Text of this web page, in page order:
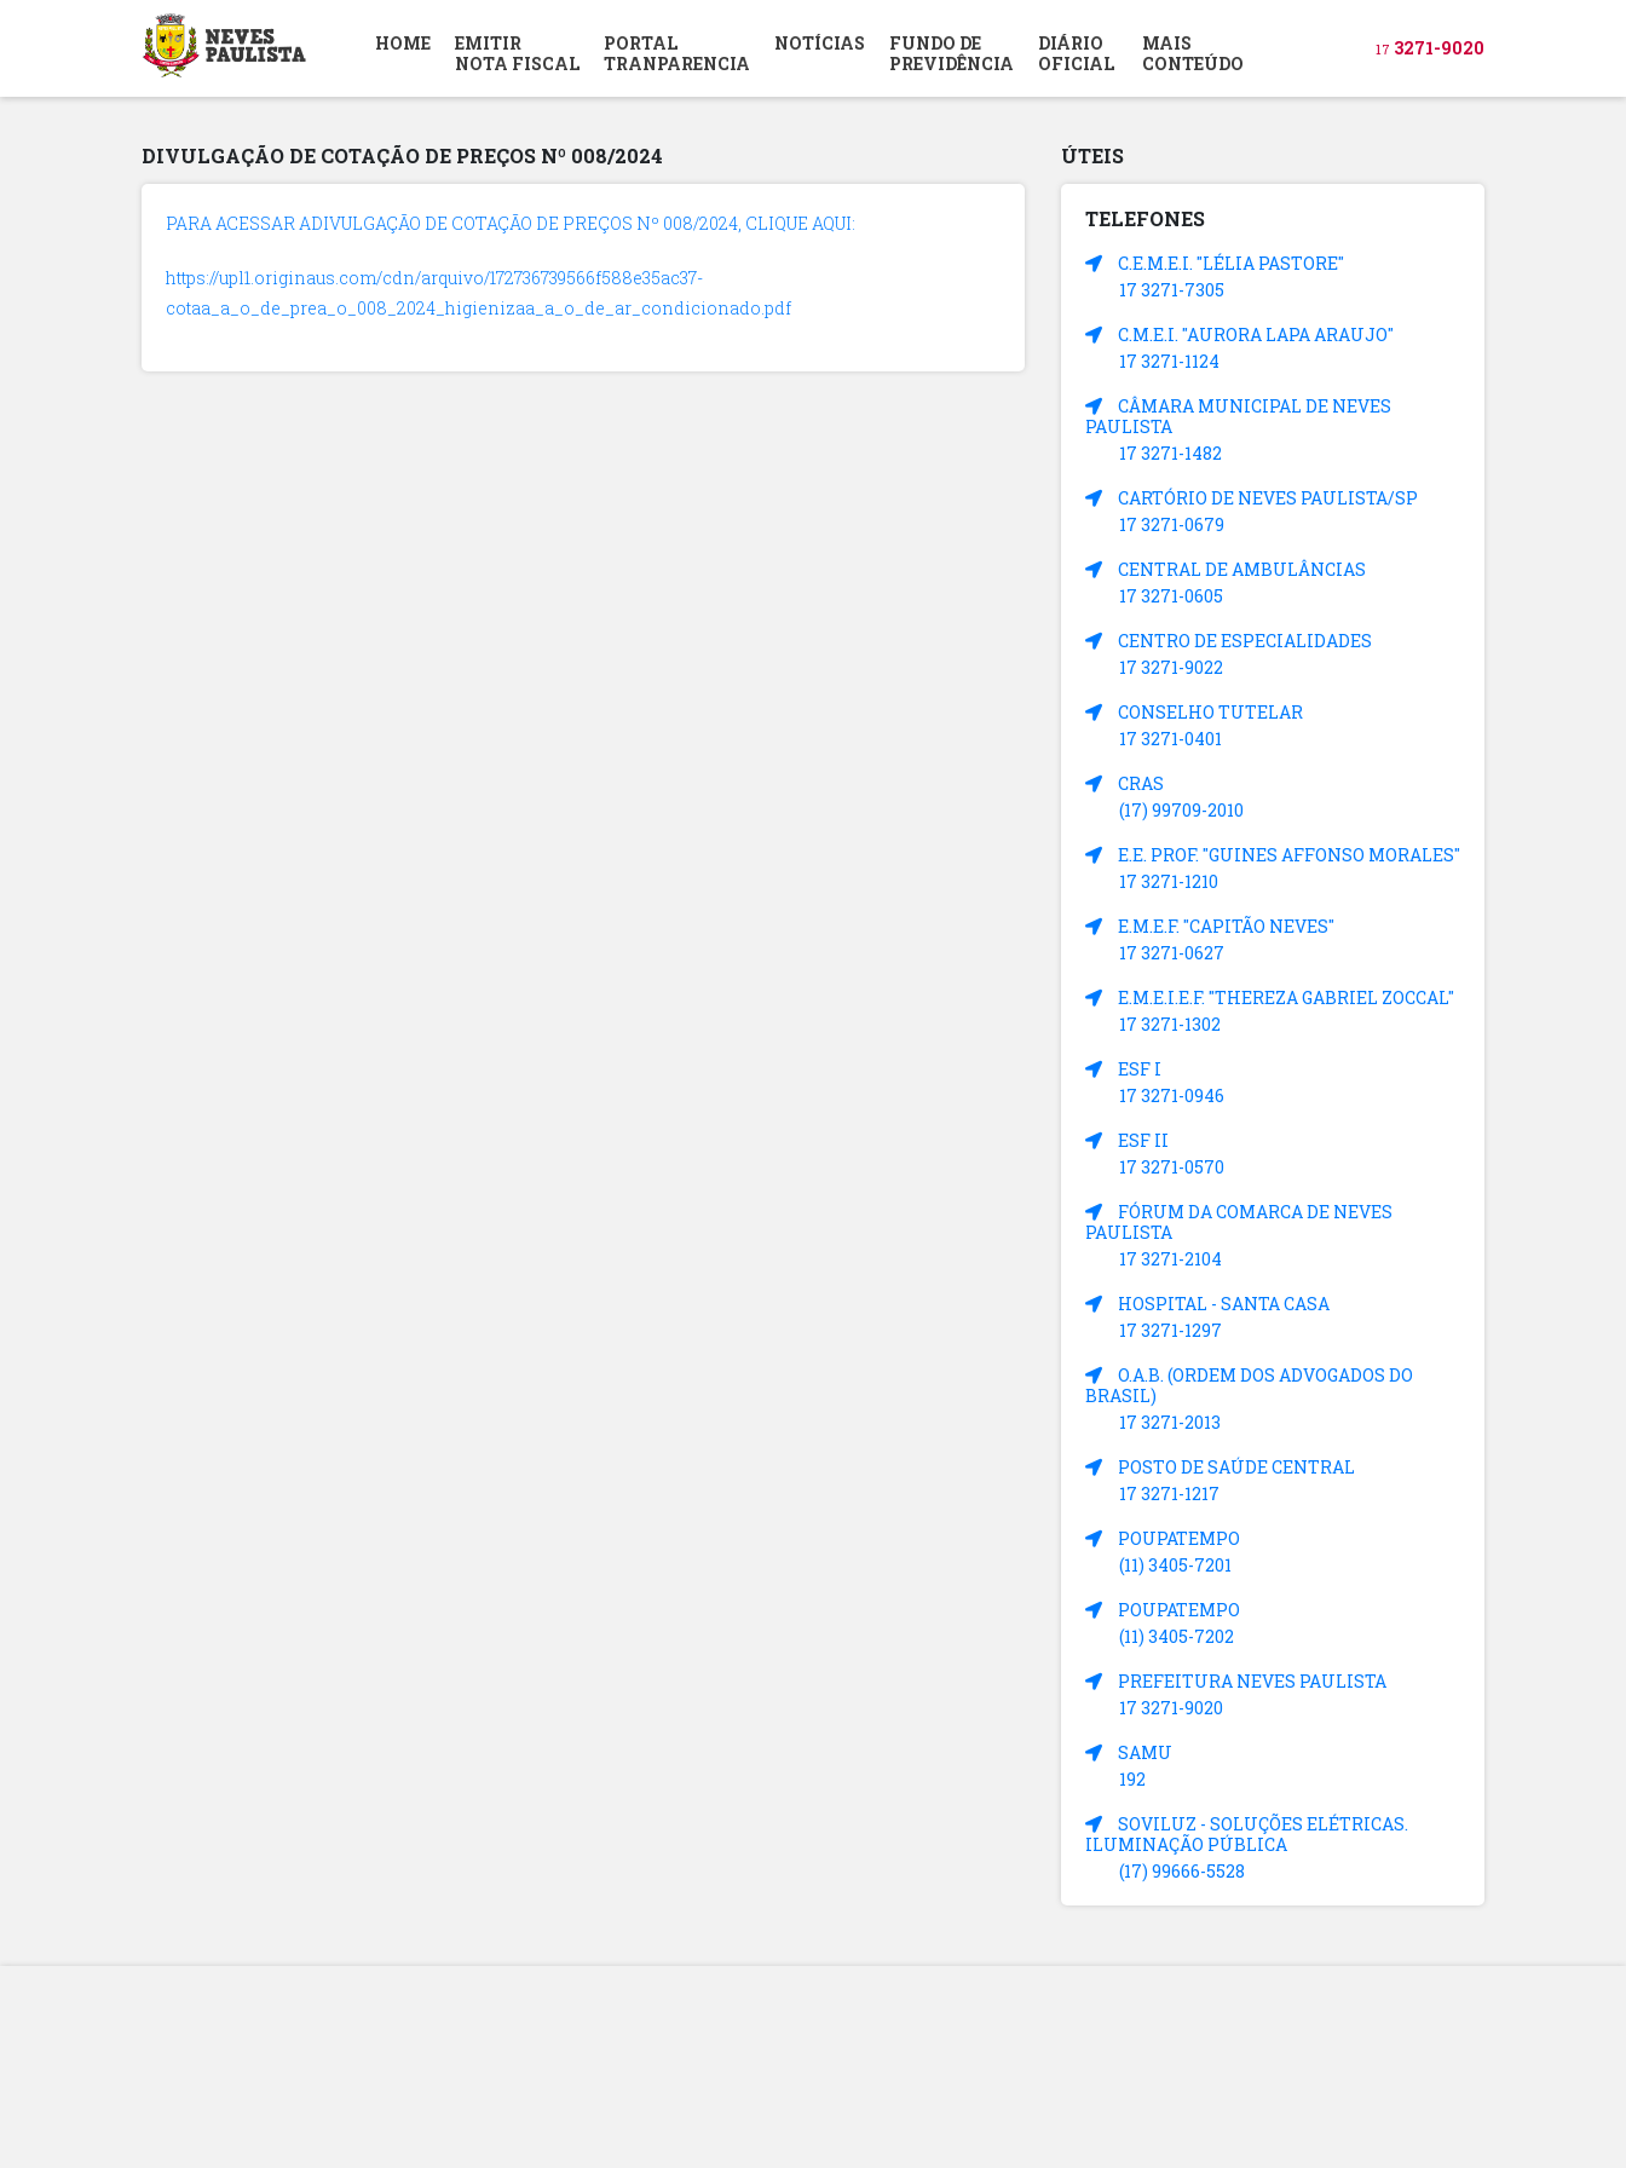
HOME
EMITIR
NOTA FISCAL
PORTAL
TRANPARENCIA
NOTÍCIAS
FUNDO DE
PREVIDÊNCIA
DIÁRIO
OFICIAL
MAIS
CONTEÚDO
17 3271-9020
DIVULGAÇÃO DE COTAÇÃO DE PREÇOS Nº 008/2024
PARA ACESSAR ADIVULGAÇÃO DE COTAÇÃO DE PREÇOS Nº 008/2024, CLIQUE AQUI:
https://upl1.originaus.com/cdn/arquivo/172736739566f588e35ac37-
cotaa_a_o_de_prea_o_008_2024_higienizaa_a_o_de_ar_condicionado.pdf
ÚTEIS
TELEFONES
C.E.M.E.I. "LÉLIA PASTORE"
17 3271-7305
C.M.E.I. "AURORA LAPA ARAUJO"
17 3271-1124
CÂMARA MUNICIPAL DE NEVES
PAULISTA
17 3271-1482
CARTÓRIO DE NEVES PAULISTA/SP
17 3271-0679
CENTRAL DE AMBULÂNCIAS
17 3271-0605
CENTRO DE ESPECIALIDADES
17 3271-9022
CONSELHO TUTELAR
17 3271-0401
CRAS
(17) 99709-2010
E.E. PROF. "GUINES AFFONSO MORALES"
17 3271-1210
E.M.E.F. "CAPITÃO NEVES"
17 3271-0627
E.M.E.I.E.F. "THEREZA GABRIEL ZOCCAL"
17 3271-1302
ESF I
17 3271-0946
ESF II
17 3271-0570
FÓRUM DA COMARCA DE NEVES
PAULISTA
17 3271-2104
HOSPITAL - SANTA CASA
17 3271-1297
O.A.B. (ORDEM DOS ADVOGADOS DO
BRASIL)
17 3271-2013
POSTO DE SAÚDE CENTRAL
17 3271-1217
POUPATEMPO
(11) 3405-7201
POUPATEMPO
(11) 3405-7202
PREFEITURA NEVES PAULISTA
17 3271-9020
SAMU
192
SOVILUZ - SOLUÇÕES ELÉTRICAS.
ILUMINAÇÃO PÚBLICA
(17) 99666-5528